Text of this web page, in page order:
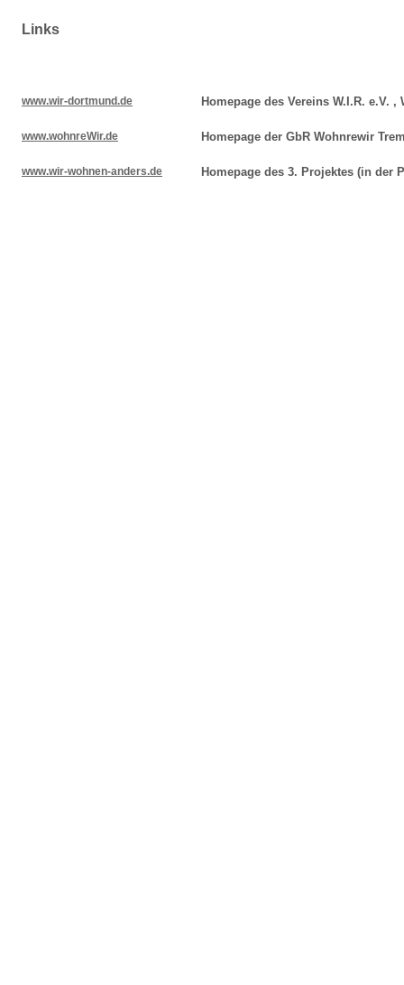
Links
www.wir-dortmund.de Homepage des Vereins W.I.R. e.V.
www.wohnreWir.de Homepage der GbR Wohnrewir
www.wir-wohnen-anders.de Homepage des 3. Projektes (in der